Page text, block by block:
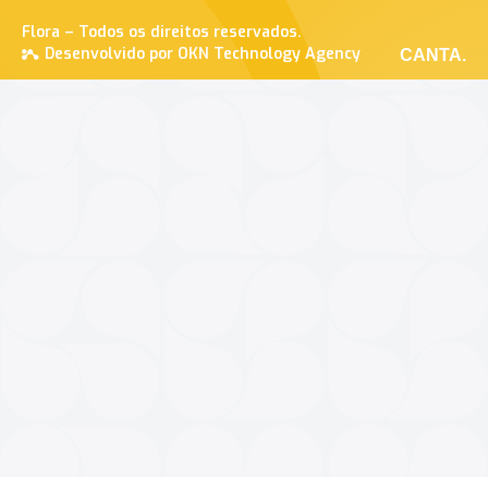
Flora – Todos os direitos reservados.
Desenvolvido por OKN Technology Agency
CANTA.